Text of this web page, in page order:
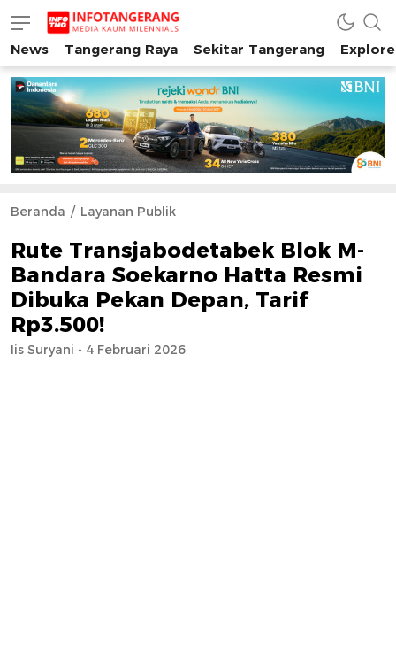
INFO TANGERANG
Media Kaum Millenials Tangerang Raya
News Tangerang Raya Sekitar Tangerang
Beranda Layanan Publik
Rute Transjabodetabek Blok M-
Bandara Soekarno Hatta Resmi
Dibuka Pekan Depan, Tarif
Rp3.500!
Iis Suryani - 4 Februari 2026